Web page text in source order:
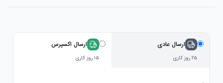
ارسال عادی
۲۵ روز کاری
ارسال اکسپرس
۱۵ روز کاری